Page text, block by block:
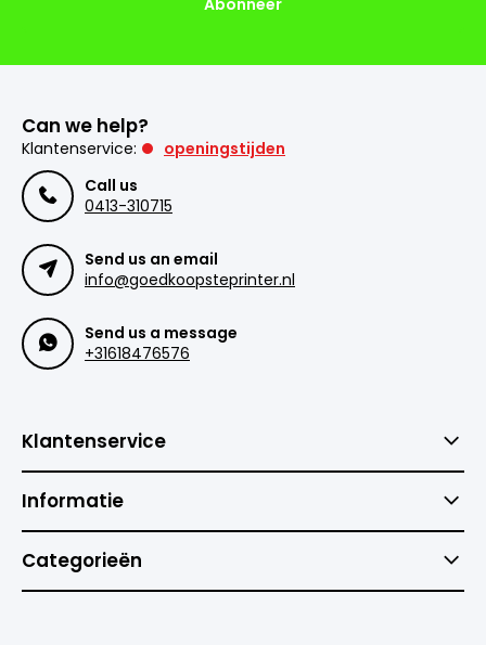
Abonneer
Can we help?
Klantenservice:
openingstijden
Call us
0413-310715
Send us an email
info@goedkoopsteprinter.nl
Send us a message
+31618476576
Klantenservice
Informatie
Categorieën